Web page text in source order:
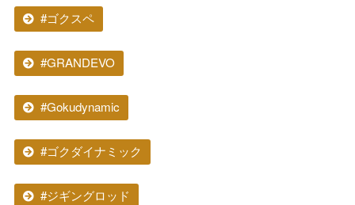
#ゴクスペ
#GRANDEVO
#Gokudynamic
#ゴクダイナミック
#ジギングロッド